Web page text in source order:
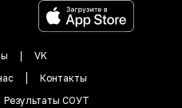
VK
Контакты
Результаты СОУТ